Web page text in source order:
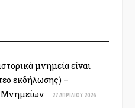
μνημεία είναι
εκδήλωσης) –
Μνημείων
27 ΑΠΡΙΛΊΟΥ 2026